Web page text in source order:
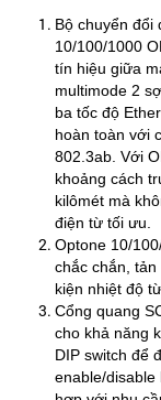
Bộ chuyển đổi
10/100/1000
tín hiệu giữa
multimode 2
ba tốc độ
hoàn toàn với
802.3ab. Với
khoảng cách
kilômét mà
điện từ tối ưu.
Optone 10/
chắc chắn,
kiện nhiệt độ
Cổng quang
cho khả năng
DIP switch để
enable/